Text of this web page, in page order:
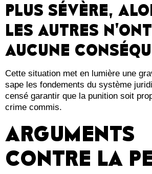
PLUS SÉVÈRE,
LES AUTRES
AUCUNE
Cette situation met en lumière une
sape les fondements du système
censé garantir que la punition soit
crime commis.
ARGUMENTS
CONTRE LA